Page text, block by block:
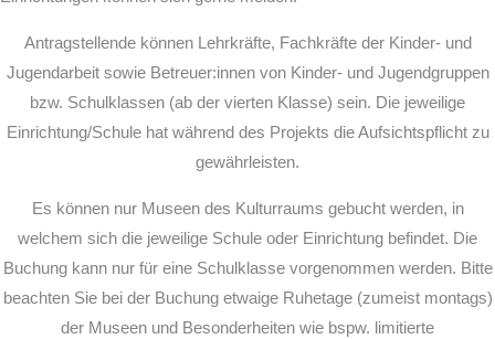
Antragstellende können Lehrkräfte, Fachkräfte der Kinder- und
Jugendarbeit sowie Betreuer:innen von Kinder- und Jugendgruppen
bzw. Schulklassen (ab der vierten Klasse) sein. Die jeweilige
Einrichtung/Schule hat während des Projekts die Aufsichtspflicht zu
gewährleisten.
Es können nur Museen des Kulturraums gebucht werden, in
welchem sich die jeweilige Schule oder Einrichtung befindet. Die
Buchung kann nur für eine Schulklasse vorgenommen werden. Bitte
beachten Sie bei der Buchung etwaige Ruhetage (zumeist montags)
der Museen und Besonderheiten wie bspw. limitierte